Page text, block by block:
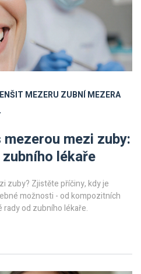
MEZERU ZUBNÍ MEZERA
mezi zuby:
lékaře
zuby? Zjistěte příčiny, kdy je
možnosti - od kompozitních
od zubního lékaře.